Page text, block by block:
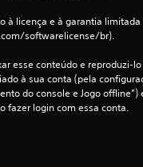
à licença e à garantia limitada
softwarelicense/br).
esse conteúdo e reproduzi-lo
à sua conta (pela
do console e Jogo offline”)
fazer login com essa conta.